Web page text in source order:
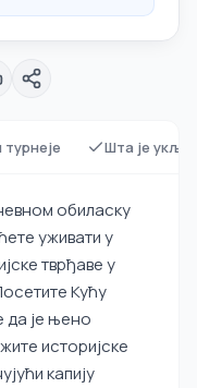
Шта је
обиласку
уживати у
тврђаве у
Кућу
да је њено
историјске
капију